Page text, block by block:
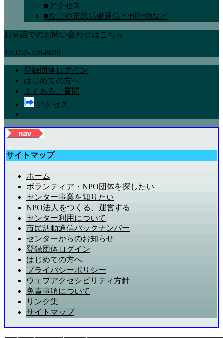
■アクセス
■なごや市民活動通信と刊行物など
お電話でのお問い合わせはこちら
Tel.052-228-8039
登録団体ログイン
はじめての方へ
よくあるご質問
アクセス
サイトマップ
ホーム
ボランティア・NPO団体を探したい
センター事業を知りたい
NPO法人をつくる、運営する
センター利用について
市民活動通信バックナンバー
センターからのお知らせ
登録団体ログイン
はじめての方へ
プライバシーポリシー
ウェブアクセシビリティ方針
免責事項について
リンク集
サイトマップ